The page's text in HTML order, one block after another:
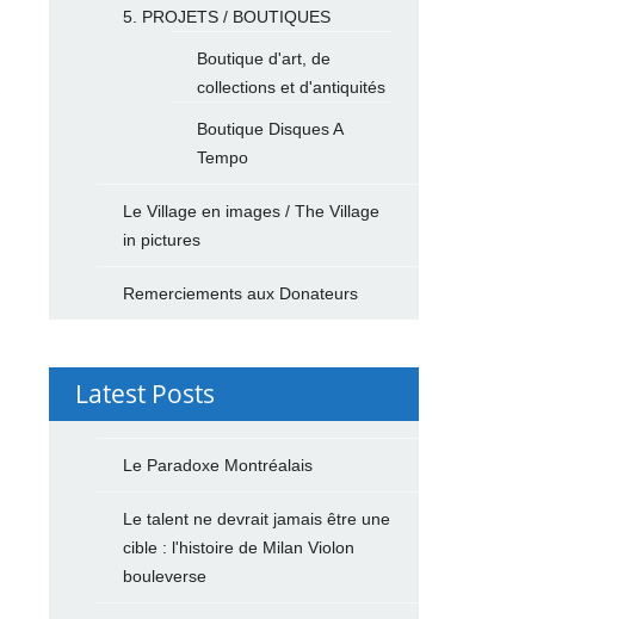
5. PROJETS / BOUTIQUES
Boutique d'art, de
collections et d'antiquités
Boutique Disques A
Tempo
Le Village en images / The Village
in pictures
Remerciements aux Donateurs
Latest Posts
Le Paradoxe Montréalais
Le talent ne devrait jamais être une
cible : l'histoire de Milan Violon
bouleverse